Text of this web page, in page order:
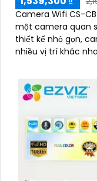
Camera Wifi CS-
một camera quan
thiết kế nhỏ gọn,
nhiều vị trí khác